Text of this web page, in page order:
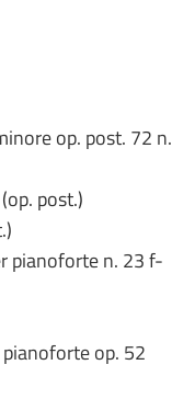
op. post. 72 n.
post.)
pianoforte n. 23 f-
pianoforte op. 52